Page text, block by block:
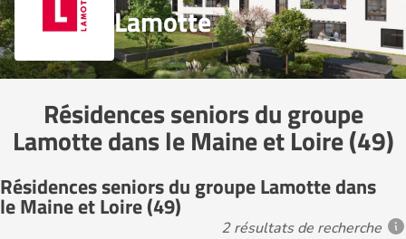
Lamotte
Résidences seniors du groupe
Lamotte dans le Maine et Loire (49)
Résidences seniors du groupe Lamotte dans
le Maine et Loire (49)
2 résultats de recherche